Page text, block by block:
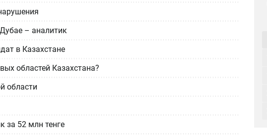
– аналитик
в Казахстане
областей Казахстана?
области
за 52 млн тенге